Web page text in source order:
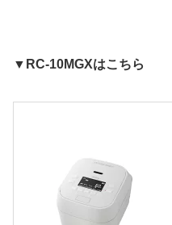
▼RC-10MGXはこちら